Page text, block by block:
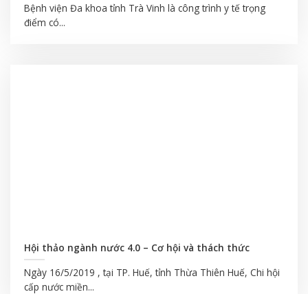
Bệnh viện Đa khoa tỉnh Trà Vinh là công trình y tế trọng
điểm có...
Hội thảo ngành nước 4.0 – Cơ hội và thách thức
Ngày 16/5/2019 , tại TP. Huế, tỉnh Thừa Thiên Huế, Chi hội
cấp nước miền...